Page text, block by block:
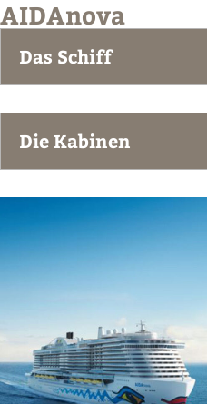
AIDAnova
Das Schiff
Die Kabinen